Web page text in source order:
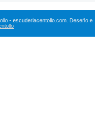
- escuderiacentollo.com. Deseño e